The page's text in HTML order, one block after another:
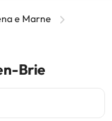
e Marne
Brie